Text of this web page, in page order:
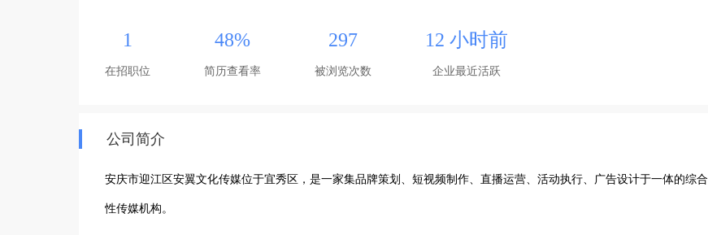
1
在招职位
48%
简历查看率
297
被浏览次数
12 小时前
企业最近活跃
公司简介
安庆市迎江区安翼文化传媒位于宜秀区，是一家集品牌策划、短视频制作、直播运营、活动执行、广告设计于一体的综合
性传媒机构。